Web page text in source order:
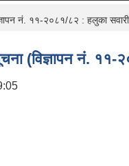
नं. ११-२०८१/८२ : हलुका
(विज्ञापन नं.